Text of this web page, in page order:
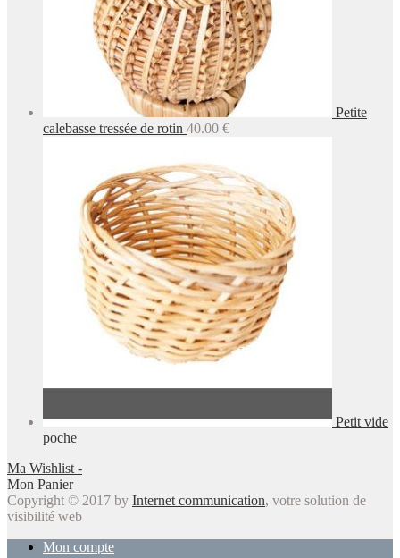
Petite
calebasse tressée de rotin 40.00 €
Petit vide
poche
Ma Wishlist -
Mon Panier
Copyright © 2017 by Internet communication, votre solution de
visibilité web
Mon compte